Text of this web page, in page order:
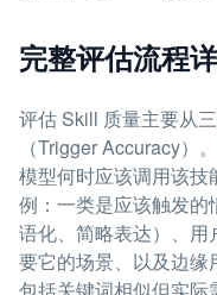
完整评估流程
评估 Skill 质量主要从
（Trigger Accuracy）
模型何时应该调用该
例：一类是应该触发的
语化、简略表达）、
要它的场景、以及边缘